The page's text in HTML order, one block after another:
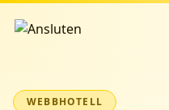
WEBBHOTELL